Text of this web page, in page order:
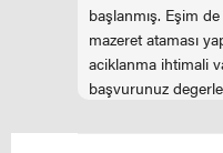
başlanmış. Eşim
mazeret ataması
aciklanma ihtimali
başvurunuz